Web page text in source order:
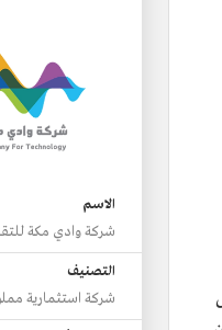
الاسم
شركة وادي مكة
التصنيف
شركة استثمارية